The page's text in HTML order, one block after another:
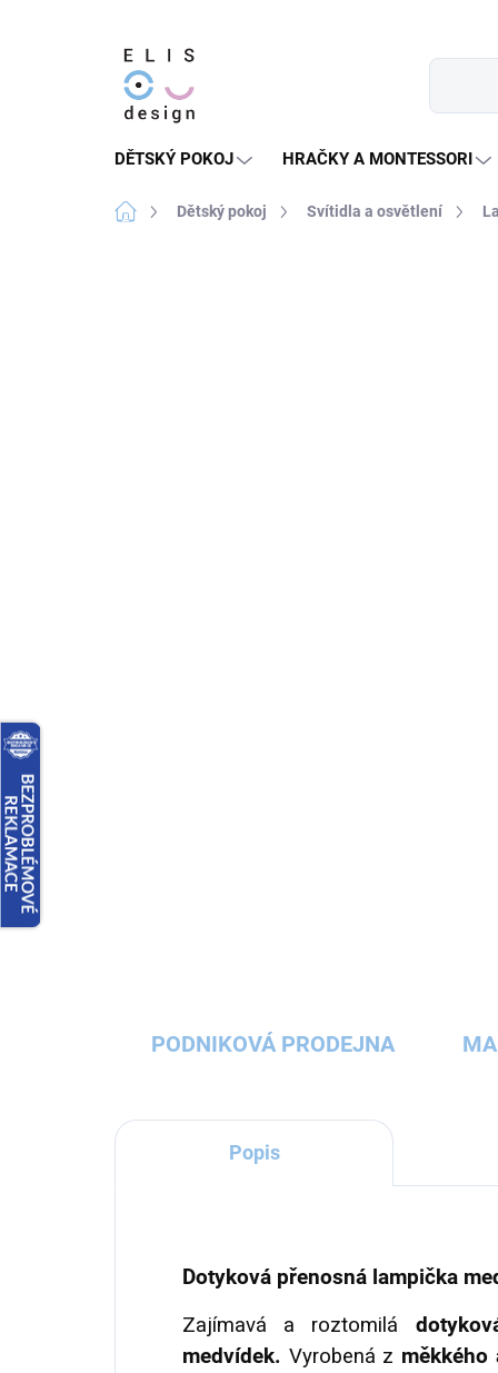
DĚTSKÝ POKOJ HRAČKY A MONTESSORI
Domů Dětský pokoj Svítidla a osvětlení
PODNIKOVÁ PRODEJNA
Popis
Dotyková přenosná lampička
Zajímavá a roztomilá
medvídek. Vyrobená z měkkého